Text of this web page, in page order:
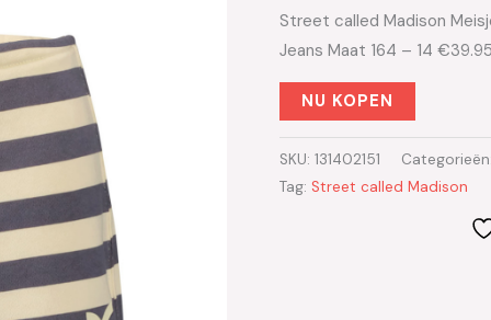
Street called Madison
Jeans Maat 164 – 14 €39.95
NU KOPEN
SKU: 131402151 Categorieën:
Tag: Street called Madison